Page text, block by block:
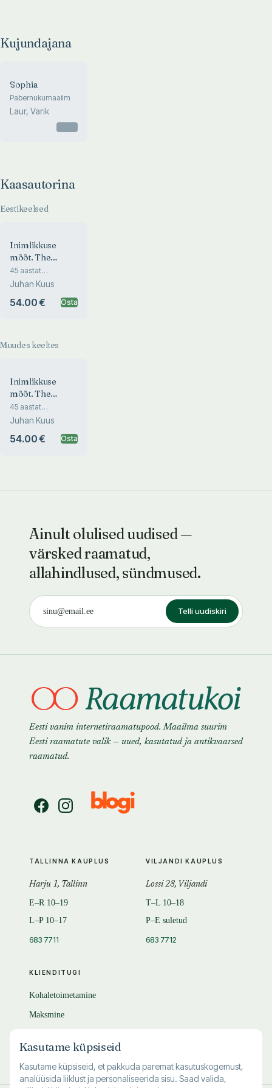
Kujundajana
Sophia
Pabernukumaailm
Laur, Varik
Kaasautorina
Eestikeelsed
Inimlikkuse
mõõt. The
Measure of
Humanity
45 aastat
dokumentaalfotograafiat
Lõuna-Aafrikas. 45
Years of
Juhan Kuus
54.00 € Osta
Muudes keeltes
Inimlikkuse
mõõt. The
Measure of
Humanity
45 aastat
dokumentaalfotograafiat
Lõuna-Aafrikas. 45
Years of
Juhan Kuus
54.00 € Osta
Ainult olulised uudised —
värsked raamatud,
allahindlused, sündmused.
Telli uudiskiri
Eesti vanim internetiraamatupood. Maailma suurim
Eesti raamatute valik — uued, kasutatud ja antikvaarsed
raamatud.
KLIENDITUGI
Kohaletoimetamine
Maksmine
KKK
TALLINNA KAUPLUS
Harju 1, Tallinn
E–R 10–19
L–P 10–17
683 7711
VILJANDI KAUPLUS
Lossi 28, Viljandi
T–L 10–18
P–E suletud
683 7712
Kasutame küpsiseid
Kasutame küpsiseid, et pakkuda paremat kasutuskogemust,
analüüsida liiklust ja personaliseerida sisu. Saad valida,